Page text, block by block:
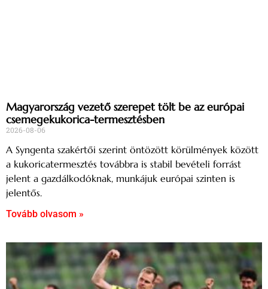
Magyarország vezető szerepet tölt be az európai
csemegekukorica-termesztésben
2026-08-06
A Syngenta szakértői szerint öntözött körülmények között
a kukoricatermesztés továbbra is stabil bevételi forrást
jelent a gazdálkodóknak, munkájuk európai szinten is
jelentős.
Tovább olvasom »